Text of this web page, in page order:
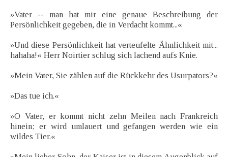
»Vater -- man hat mir eine genaue Beschreibung der
Persönlichkeit gegeben, die in Verdacht kommt...«
»Und diese Persönlichkeit hat verteufelte Ähnlichkeit mit...
hahaha!« Herr Noirtier schlug sich lachend aufs Knie.
»Mein Vater, Sie zählen auf die Rückkehr des Usurpators?«
»Das tue ich.«
»O Vater, er kommt nicht zehn Meilen nach Frankreich
hinein; er wird umlauert und gefangen werden wie ein
wildes Tier.«